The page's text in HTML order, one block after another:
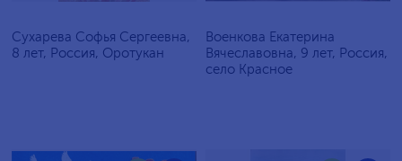
Сухарева Софья Сергеевна,
8 лет, Россия, Оротукан
Военкова Екатерина
Вячеславовна, 9 лет, Россия,
село Красное